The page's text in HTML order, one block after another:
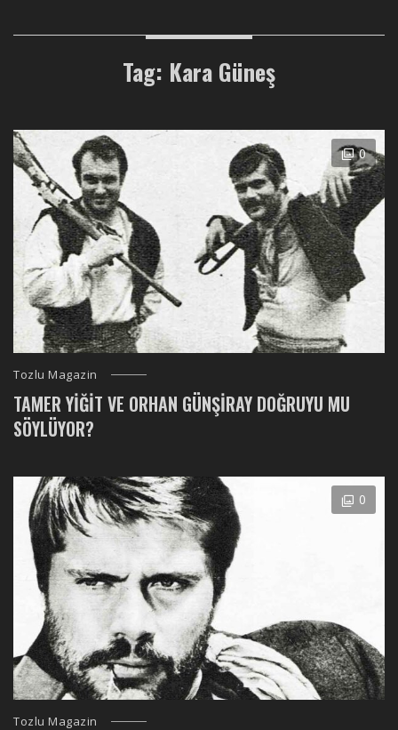
Tag: Kara Güneş
0
Tozlu Magazin
TAMER YIĞIT VE ORHAN GÜNŞIRAY DOĞRUYU MU
SÖYLÜYOR?
0
Tozlu Magazin